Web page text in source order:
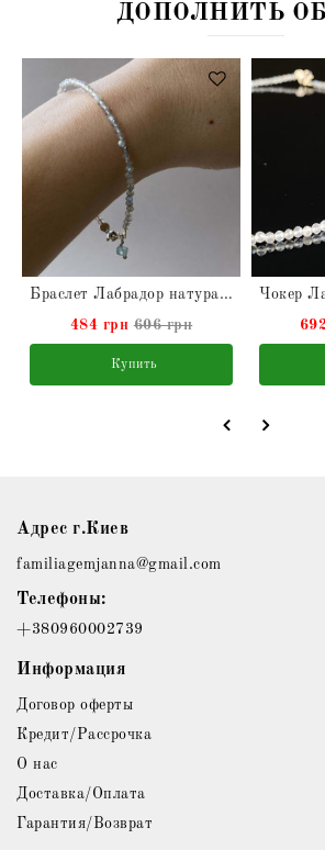
ДОПОЛНИТЬ
Браслет Лабрадор натуральный
484 грн 606 грн
Купить
Адрес г.Киев
familiagemjanna@gmail.com
Телефоны:
+380960002739
Информация
Договор оферты
Кредит/Рассрочка
О нас
Доставка/Оплата
Гарантия/Возврат